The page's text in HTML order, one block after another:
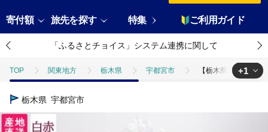
寄付額 旅先を探す 特集 ご利用ガイド
「ふるさとチョイス」システム連携に関して
TOP 関東地方 栃木県 宇都宮市 【栃木県宇都宮産
TOP
+1
栃木県 宇都宮市